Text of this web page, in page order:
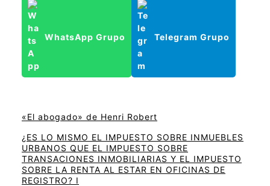
WhatsApp Grupo Telegram Grupo
«El abogado» de Henri Robert
¿ES LO MISMO EL IMPUESTO SOBRE INMUEBLES
URBANOS QUE EL IMPUESTO SOBRE
TRANSACIONES INMOBILIARIAS Y EL IMPUESTO
SOBRE LA RENTA AL ESTAR EN OFICINAS DE
REGISTRO? I